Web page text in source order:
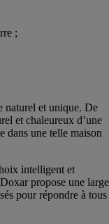
;
naturel et unique. De
et chaleureux d’une
dans une telle maison
intelligent et
propose une large
pour répondre à tous